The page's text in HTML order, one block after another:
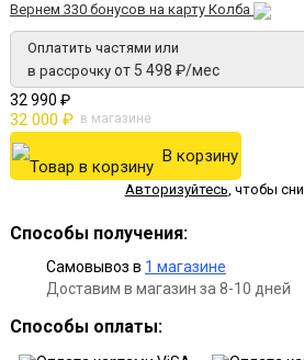
Вернем 330 бонусов на карту Колба
Оплатить частями или
в рассрочку от 5 498 ₽/мес
32 990 ₽
32 000 ₽ в магазине
В корзину
Авторизуйтесь, чтобы
Способы получения:
Самовывоз в 1 магазине
Доставим в магазин за 8-10 дней
Способы оплаты: